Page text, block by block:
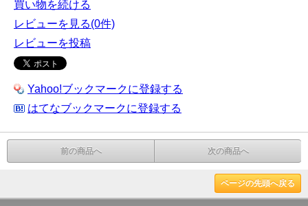
買い物を続ける
レビューを見る(0件)
レビューを投稿
Yahoo!ブックマークに登録する
はてなブックマークに登録する
前の商品へ 次の商品へ
ページの先頭へ戻る